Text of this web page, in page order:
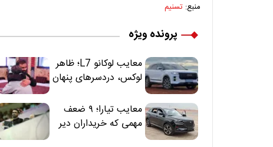
منبع: تسنیم
پرونده ویژه
معایب لوکانو L7؛ ظاهر
لوکس، دردسرهای پنهان
معایب تیارا؛ ۹ ضعف
مهمی که خریداران دیر